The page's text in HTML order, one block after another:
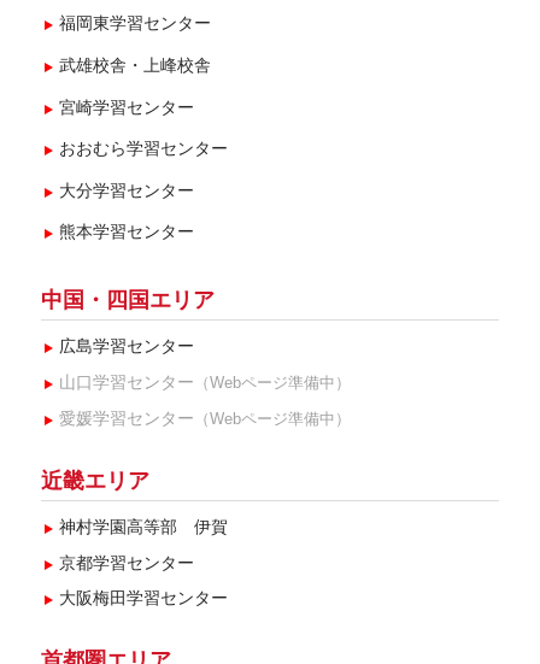
福岡東学習センター
武雄校舎・上峰校舎
宮崎学習センター
おおむら学習センター
大分学習センター
熊本学習センター
中国・四国エリア
広島学習センター
山口学習センター （Webページ準備中）
愛媛学習センター （Webページ準備中）
近畿エリア
神村学園高等部 伊賀
京都学習センター
大阪梅田学習センター